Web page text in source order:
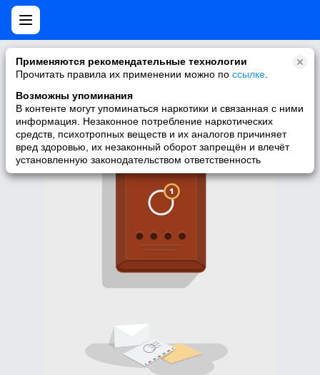
Применяются рекомендательные технологии
Прочитать правила их применении можно по ссылке
Возможны упоминания
В контенте могут упоминаться наркотики и связанная с ними
информация. Незаконное потребление наркотических
средств, психотропных веществ и их аналогов причиняет
вред здоровью, их незаконный оборот запрещён и влечёт
установленную законодательством ответственность
Нет мобильной версии
У запрашиваемой вами страницы нет версии для мобильных
версию Моего Мира.
Перейти на полную версию